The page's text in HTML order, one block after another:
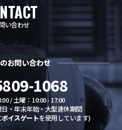
い合わせ
お問い合わせ
1068
/ 土曜：10:00 - 17:00
・年末年始・大型連休期間
ボイスゲートを使用しています)
査機器
ズ・その他